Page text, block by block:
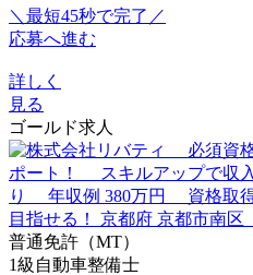
＼最短45秒で完了／
応募へ進む
詳しく
見る
ゴールド求人
普通免許（MT）
1級自動車整備士